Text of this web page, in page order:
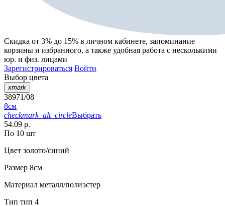
Скидка от 3% до 15% в личном кабинете, запоминание
корзины и избранного, а также удобная работа с несколькими
юр. и физ. лицами
Зарегистрироваться Войти
Выбор цвета
xmark
38971/08
8см
checkmark_alt_circleВыбрать
54.09 р.
По 10 шт
Цвет золото/синий
Размер 8см
Материал металл/полиэстер
Тип тип 4